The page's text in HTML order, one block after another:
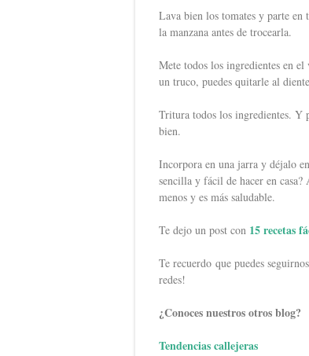
Lava bien los tomates y parte en
la manzana antes de trocearla.
Mete todos los ingredientes en
un truco, puedes quitarle al
Tritura todos los ingredientes. Y
bien.
Incorpora en una jarra y déjalo
sencilla y fácil de hacer en
menos y es más saludable.
Te dejo un post con 15 recetas
Te recuerdo que puedes
redes!
¿Conoces nuestros otros blog?
Tendencias callejeras